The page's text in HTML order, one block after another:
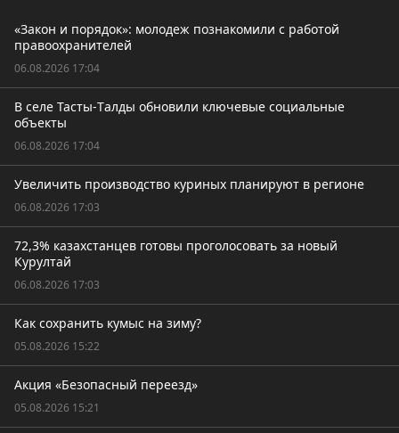
«Закон и порядок»: молодеж познакомили с работой
правоохранителей
06.08.2026 17:04
В селе Тасты-Tалды обновили ключевые социальные
объекты
06.08.2026 17:04
Увеличить производство куриных планируют в регионе
06.08.2026 17:03
72,3% казахстанцев готовы проголосовать за новый
Курултай
06.08.2026 17:03
Как сохранить кумыс на зиму?
05.08.2026 15:22
Акция «Безопасный переезд»
05.08.2026 15:21